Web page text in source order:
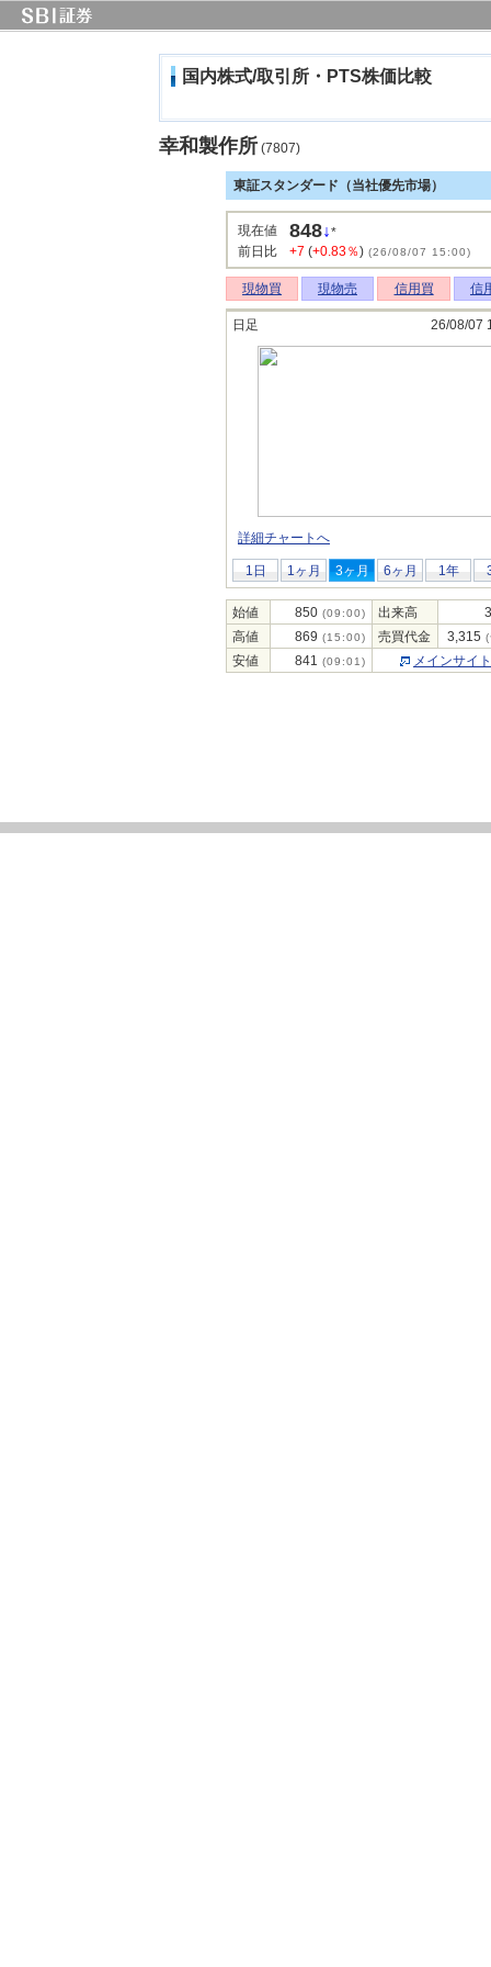
国内株式/取引所・PTS株価比較
幸和製作所 (7807)
東証スタンダード（当社優先市場）
現在値 848↓*
前日比
+7 (+0.83％) (26/08/07 15:00)
現物買 現物売 信用買 信
日足 26/08/07
詳細チャートへ
1日 1ヶ月 3ヶ月 6ヶ月 1年
始値 850 (09:00) 出来高
高値
869 (15:00) 売買代金 3,315
安値 841 (09:01) メインサイ